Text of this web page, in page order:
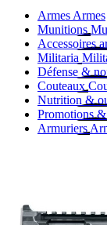
Armes Armes
Munitions
Accessoires
Militaria
Défense &
Couteaux
Nutrition &
Promotions
Armuriers